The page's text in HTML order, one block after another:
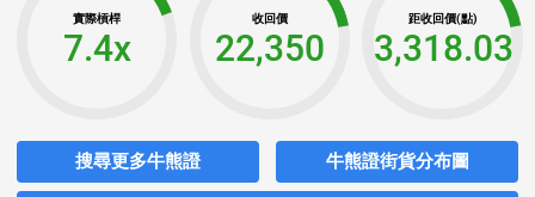
實際槓桿
7.4x
收回價
22,350
距收回價(點)
3,318.03
搜尋更多牛熊證 牛熊證街貨分布圖